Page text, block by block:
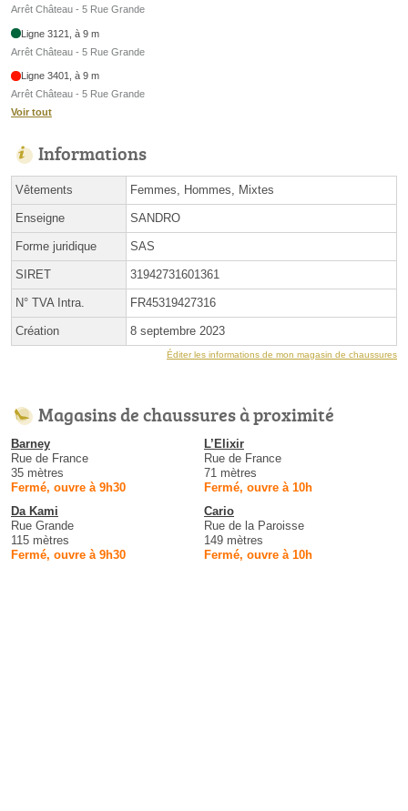
Arrêt Château - 5 Rue Grande
Ligne 3121, à 9 m
Arrêt Château - 5 Rue Grande
Ligne 3401, à 9 m
Arrêt Château - 5 Rue Grande
Voir tout
Informations
Vêtements Femmes, Hommes, Mixtes
Enseigne SANDRO
Forme juridique SAS
SIRET 31942731601361
N° TVA Intra. FR45319427316
Création 8 septembre 2023
Éditer les informations de mon magasin de chaussures
Magasins de chaussures à proximité
Barney
Rue de France
35 mètres
Fermé, ouvre à 9h30
L’Elixir
Rue de France
71 mètres
Fermé, ouvre à 10h
Da Kami
Rue Grande
115 mètres
Fermé, ouvre à 9h30
Cario
Rue de la Paroisse
149 mètres
Fermé, ouvre à 10h